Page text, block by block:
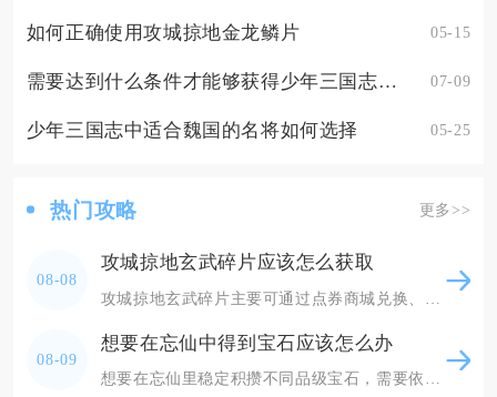
如何正确使用攻城掠地金龙鳞片 05-15
需要达到什么条件才能够获得少年三国志中的马魂 07-09
少年三国志中适合魏国的名将如何选择 05-25
热门攻略 更多>>
08-08
攻城掠地玄武碎片应该怎么获取
08-09
想要在忘仙中得到宝石应该怎么办
想要在忘仙里稳定积攒不同品级宝石，需要依靠日常固定玩法打底、副本限时活动产出高阶宝石、碎片